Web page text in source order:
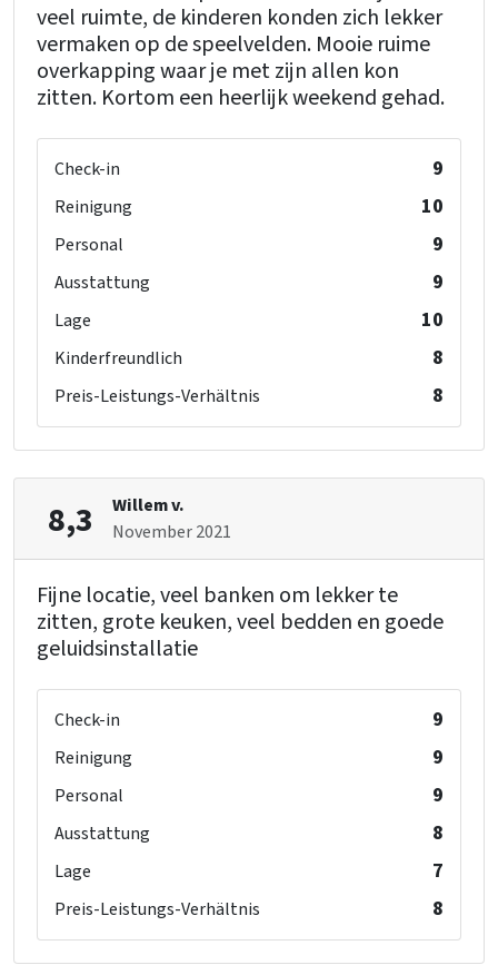
Laufstall: 1
veel ruimte, de kinderen konden zich lekker
vermaken op de speelvelden. Mooie ruime
overkapping waar je met zijn allen kon
zitten. Kortom een heerlijk weekend gehad.
Check-in 9
Reinigung 10
Personal 9
Ausstattung 9
Lage 10
Kinderfreundlich 8
Preis-Leistungs-Verhältnis 8
8,3
Willem v.
November 2021
Fijne locatie, veel banken om lekker te
zitten, grote keuken, veel bedden en goede
geluidsinstallatie
Check-in 9
Reinigung 9
Personal 9
Ausstattung 8
Lage 7
Preis-Leistungs-Verhältnis 8